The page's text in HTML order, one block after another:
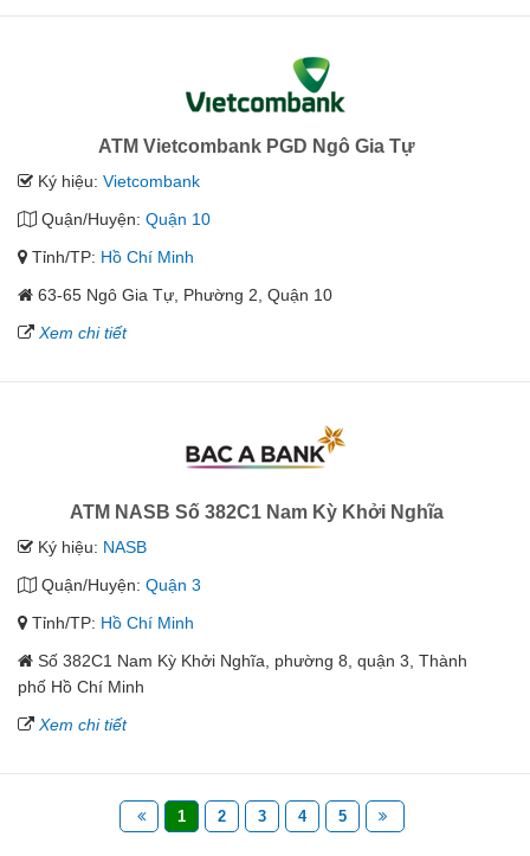
ATM Vietcombank PGD Ngô Gia Tự
Ký hiệu: Vietcombank
Quận/Huyện: Quận 10
Tỉnh/TP: Hồ Chí Minh
63-65 Ngô Gia Tự, Phường 2, Quận 10
Xem chi tiết
ATM NASB Số 382C1 Nam Kỳ Khởi Nghĩa
Ký hiệu: NASB
Quận/Huyện: Quận 3
Tỉnh/TP: Hồ Chí Minh
Số 382C1 Nam Kỳ Khởi Nghĩa, phường 8, quận 3, Thành
phố Hồ Chí Minh
Xem chi tiết
1 2 3 4 5